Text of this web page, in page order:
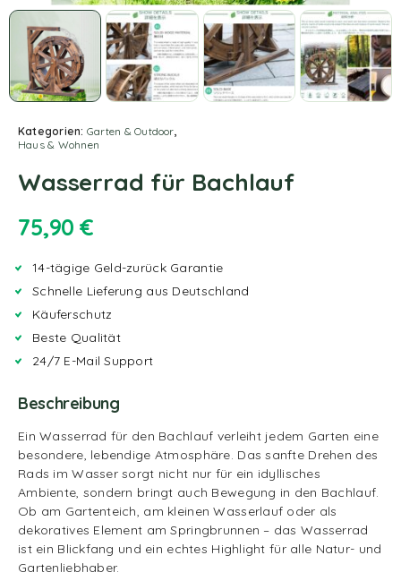
Kategorien: Garten & Outdoor,
Haus & Wohnen
Wasserrad für Bachlauf
75,90 €
14-tägige Geld-zurück Garantie
Schnelle Lieferung aus Deutschland
Käuferschutz
Beste Qualität
24/7 E-Mail Support
Beschreibung
Ein Wasserrad für den Bachlauf verleiht jedem Garten eine
besondere, lebendige Atmosphäre. Das sanfte Drehen des
Rads im Wasser sorgt nicht nur für ein idyllisches
Ambiente, sondern bringt auch Bewegung in den Bachlauf.
Ob am Gartenteich, am kleinen Wasserlauf oder als
dekoratives Element am Springbrunnen – das Wasserrad
ist ein Blickfang und ein echtes Highlight für alle Natur- und
Gartenliebhaber.